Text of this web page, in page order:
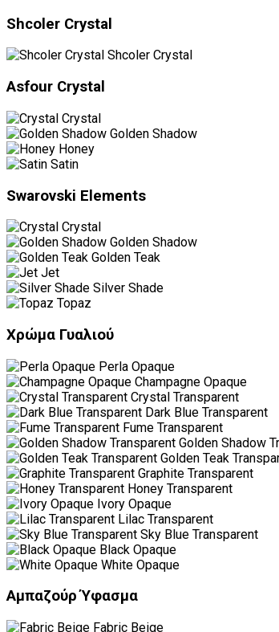
Shcoler Crystal
Shcoler Crystal
Asfour Crystal
Crystal
Golden Shadow
Honey
Satin
Swarovski Elements
Crystal
Golden Shadow
Golden Teak
Jet
Silver Shade
Topaz
Χρώμα Γυαλιού
Perla Opaque
Champagne Opaque
Crystal Transparent
Dark Blue Transparent
Fume Transparent
Golden Shadow
Golden Teak
Graphite Transparent
Honey Transparent
Ivory Opaque
Lilac Transparent
Sky Blue Transparent
Black Opaque
White Opaque
Αμπαζούρ Ύφασμα
Fabric Beige